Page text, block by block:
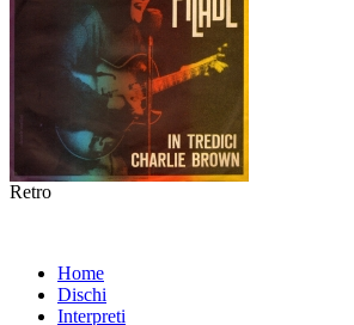
Retro
Home
Dischi
Interpreti